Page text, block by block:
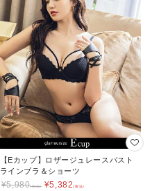
【Eカップ】ロザージュレースバスト
ラインブラ＆ショーツ
¥5,980 ¥5,382